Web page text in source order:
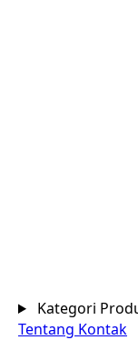
Kategori
Tentang Kontak